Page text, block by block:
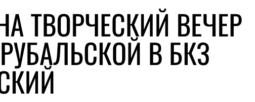
ТВОРЧЕСКИЙ ВЕЧЕР
В БКЗ